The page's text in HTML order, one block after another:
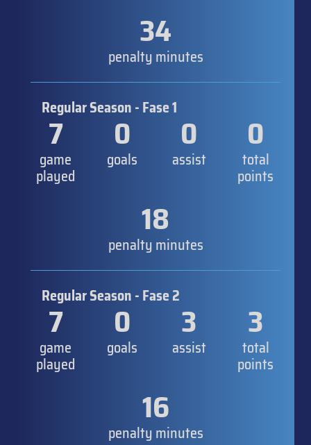
34
penalty minutes
Regular Season - Fase 1
7
game
played
0
goals
0
assist
0
total
points
18
penalty minutes
Regular Season - Fase 2
7
game
played
0
goals
3
assist
3
total
points
16
penalty minutes